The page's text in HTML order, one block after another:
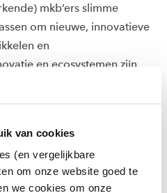
van cookies
(en vergelijkbare
om onze website goed te
we cookies om onze
mkb’ers slimme
om nieuwe, innovatieve
en
en ecosystemen zijn
het het lectoraat, samen
concreet invulling aan zal
Business: 'Innoveins is
van een ecosysteem